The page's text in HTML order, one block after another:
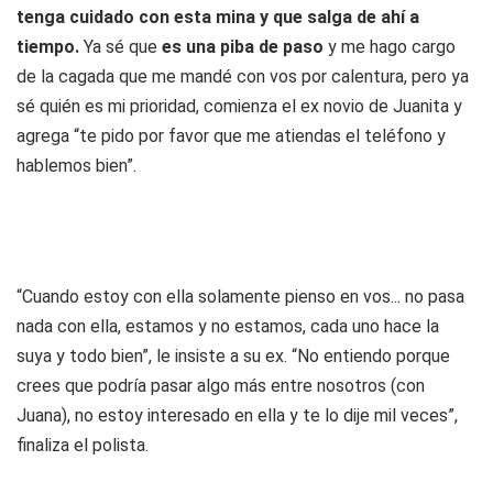
tenga cuidado con esta mina y que salga de ahí a
tiempo. Ya sé que es una piba de paso y me hago cargo
de la cagada que me mandé con vos por calentura, pero ya
sé quién es mi prioridad, comienza el ex novio de Juanita y
agrega “te pido por favor que me atiendas el teléfono y
hablemos bien”.
“Cuando estoy con ella solamente pienso en vos... no pasa
nada con ella, estamos y no estamos, cada uno hace la
suya y todo bien”, le insiste a su ex. “No entiendo porque
crees que podría pasar algo más entre nosotros (con
Juana), no estoy interesado en ella y te lo dije mil veces”,
finaliza el polista.